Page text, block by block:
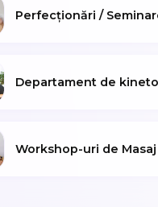
Perfecționări /
Departament de
Workshop-uri de